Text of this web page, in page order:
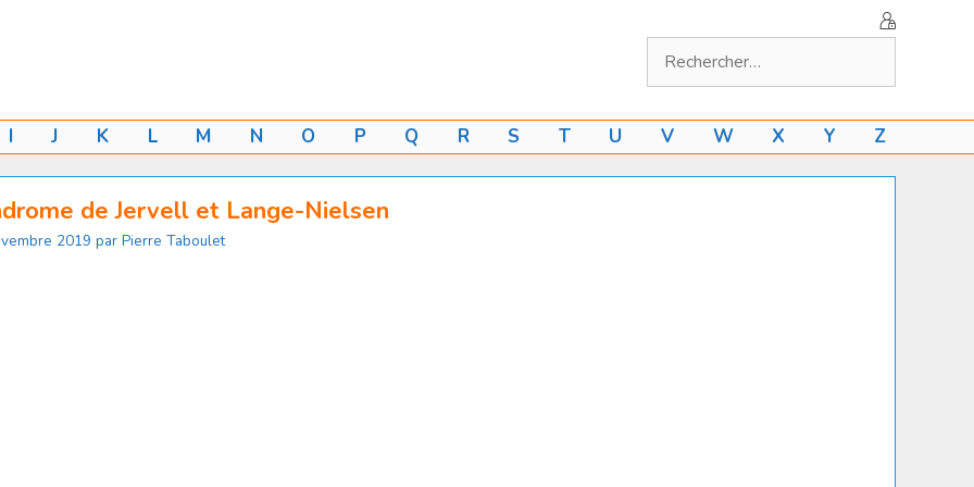
I J K L M N O P Q R S T U V W X Y Z
de Jervell et Lange-Nielsen
2019 par Pierre Taboulet